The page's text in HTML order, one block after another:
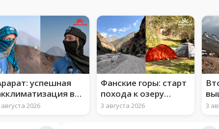
успешная
во
лагере
2026
Фанские горы: старт
похода к озеру
Искандеркуль
3 августа 2026 3